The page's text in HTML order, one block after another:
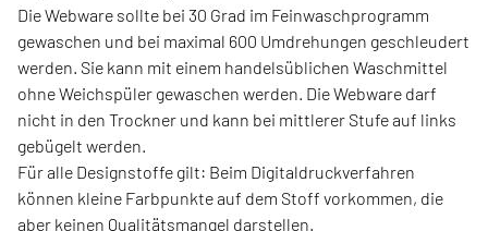
Die Webware sollte bei 30 Grad im Feinwaschprogramm
gewaschen und bei maximal 600 Umdrehungen geschleudert
werden. Sie kann mit einem handelsüblichen Waschmittel
ohne Weichspüler gewaschen werden. Die Webware darf
nicht in den Trockner und kann bei mittlerer Stufe auf links
gebügelt werden.
Für alle Designstoffe gilt: Beim Digitaldruckverfahren
können kleine Farbpunkte auf dem Stoff vorkommen, die
aber keinen Qualitätsmangel darstellen.